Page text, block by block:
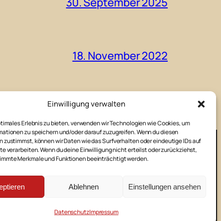
Einwilligung verwalten
Erlebnis zu bieten, verwenden wir Technologien wie Cookies, um
zu speichern und/oder darauf zuzugreifen. Wenn du diesen
zustimmst, können wir Daten wie das Surfverhalten oder eindeutige IDs auf
verarbeiten. Wenn du deine Einwilligung nicht erteilst oder zurückziehst,
Merkmale und Funktionen beeinträchtigt werden.
Ablehnen Einstellungen ansehen
DatenschutzImpressum
18. November 2022
Datenschutz Kontakt E-MailFacebook